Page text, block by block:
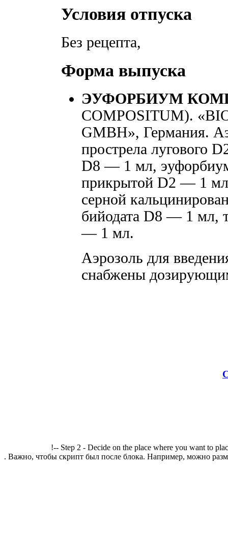
Условия отпуска
Без рецепта,
Форма выпуска
ЭУФОРБИУМ
COMPOSITUM).
GMBH», Германия.
прострела лугового
D8 — 1 мл,
прикрытой D2 — 1
серной
бийодата D8 — 1 мл,
— 1 мл.
Аэрозоль для
снабжены
!-- Step 2 - Decide on the place where you want to
. Важно, чтобы скрипт был после блока. Например, можно